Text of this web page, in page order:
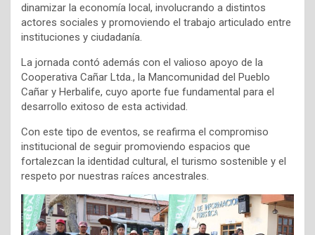
dinamizar la economía local, involucrando a distintos
actores sociales y promoviendo el trabajo articulado entre
instituciones y ciudadanía.
La jornada contó además con el valioso apoyo de la
Cooperativa Cañar Ltda., la Mancomunidad del Pueblo
Cañar y Herbalife, cuyo aporte fue fundamental para el
desarrollo exitoso de esta actividad.
Con este tipo de eventos, se reafirma el compromiso
institucional de seguir promoviendo espacios que
fortalezcan la identidad cultural, el turismo sostenible y el
respeto por nuestras raíces ancestrales.